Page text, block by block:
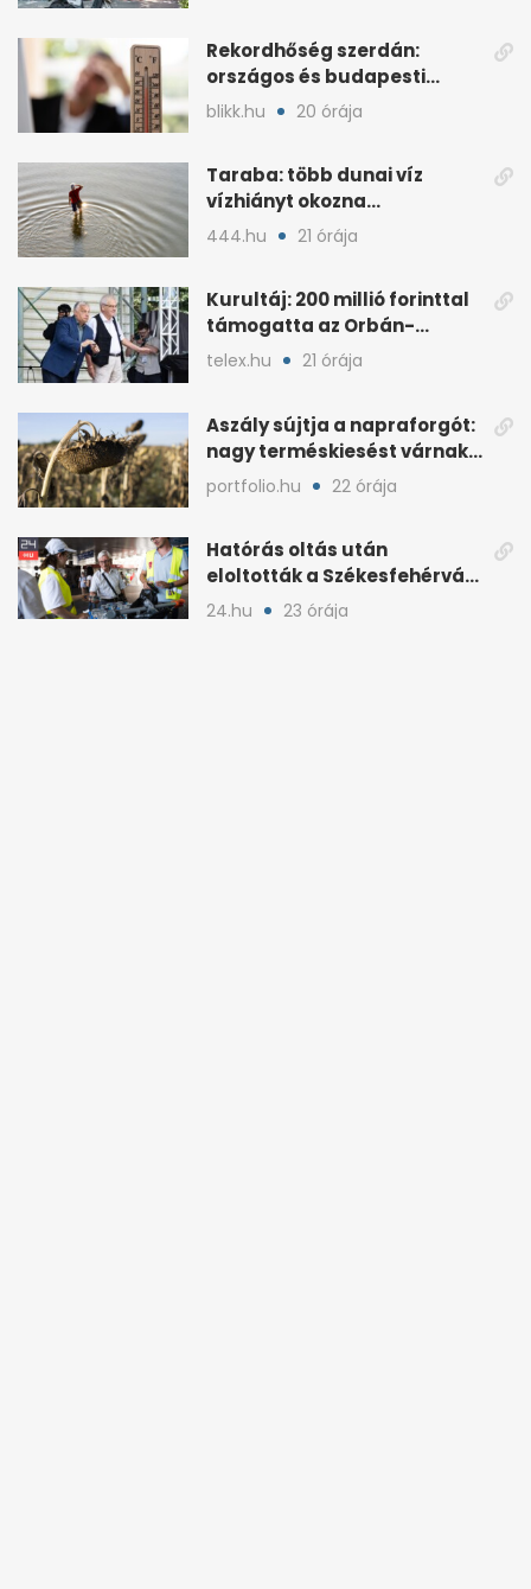
Rekordhőség szerdán:
országos és budapesti
melegcsúcsok dőltek meg
blikk.hu 20 órája
Taraba: több dunai víz
vízhiányt okozna
Szlovákiában
444.hu 21 órája
Kurultáj: 200 millió forinttal
támogatta az Orbán-
kormány a rendezvényt
telex.hu 21 órája
Aszály sújtja a napraforgót:
nagy terméskiesést várnak
a gazdák
portfolio.hu 22 órája
Hatórás oltás után
eloltották a Székesfehérvár
melletti tüzet
24.hu 23 órája